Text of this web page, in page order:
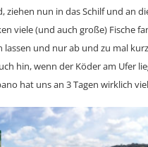
ziehen nun in das Schilf und an
viele (und auch große) Fische
lassen und nur ab und zu mal
hin, wenn der Köder am Ufer
hat uns an 3 Tagen wirklich